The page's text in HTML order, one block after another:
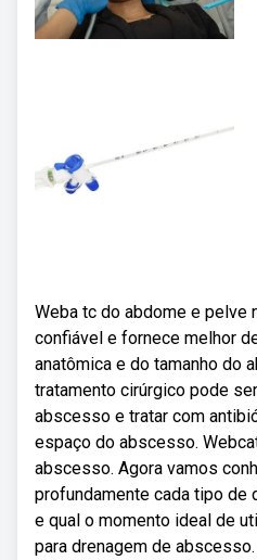
Weba tc do abdome e pelve
confiável e fornece melhor
anatômica e do tamanho do
tratamento cirúrgico pode
abscesso e tratar com
espaço do abscesso.
abscesso. Agora vamos
profundamente cada tipo de
e qual o momento ideal de
para drenagem de abscesso.